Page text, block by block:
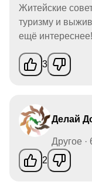
Житейские
туризму и
ещё интереснее!
3
Делай
Другое ·
2